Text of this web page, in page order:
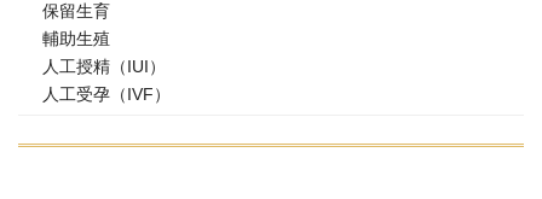
保留生育
輔助生殖
人工授精（IUI）
人工受孕（IVF）